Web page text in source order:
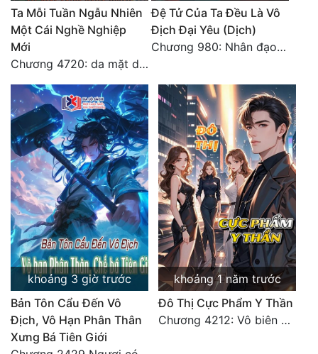
Truyện Nam
Truyện Nữ
Xây Dựng Thế Lực
Đam Mỹ
Đẹp
Đẹp Hiệp
Tính Cách Nhân Vật :
Cơ Trí
Sát Phạt Quyết Đoán
Vô Sỉ
Điềm Đạm
Ta Mỗi Tuần Ngẫu Nhiên
Một Cái Nghề Nghiệp
Mới
Chương 4720: da mặt dày
Đệ Tử Của Ta Đều Là Vô
Địch Đại Yêu (Dịch)
Chương 980: Nhân đạo thành Thánh (4). HẾT.
khoảng 3 giờ trước
Bản Tôn Cẩu Đến Vô
Địch, Vô Hạn Phân Thân
Xưng Bá Tiên Giới
khoảng 1 năm trước
Đô Thị Cực Phẩm Y Thần
Chương 4212: Vô biên hắc ám